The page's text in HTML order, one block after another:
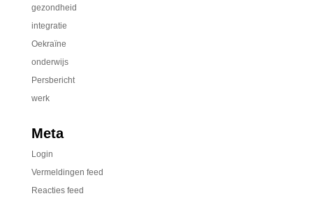
gezondheid
integratie
Oekraïne
onderwijs
Persbericht
werk
Meta
Login
Vermeldingen feed
Reacties feed